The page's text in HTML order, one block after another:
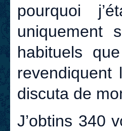
pourquoi
uniquement
habituels
discuta de
J’obtins 340